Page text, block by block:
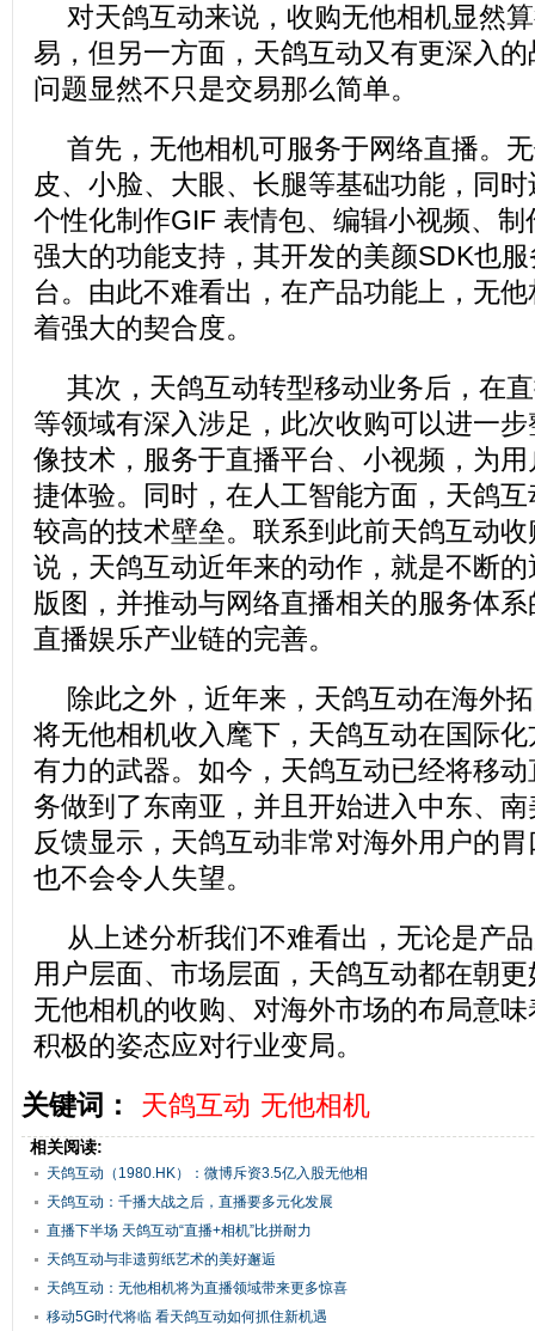
对天鸽互动来说，收购无他相机显然
易，但另一方面，天鸽互动又有更深入
问题显然不只是交易那么简单。
首先，无他相机可服务于网络直播。
皮、小脸、大眼、长腿等基础功能，同
个性化制作GIF 表情包、编辑小视频、
强大的功能支持，其开发的美颜SDK也
台。由此不难看出，在产品功能上，无
着强大的契合度。
其次，天鸽互动转型移动业务后，在
等领域有深入涉足，此次收购可以进一
像技术，服务于直播平台、小视频，为
捷体验。同时，在人工智能方面，天鸽
较高的技术壁垒。联系到此前天鸽互动
说，天鸽互动近年来的动作，就是不断
版图，并推动与网络直播相关的服务体
直播娱乐产业链的完善。
除此之外，近年来，天鸽互动在海外
将无他相机收入麾下，天鸽互动在国际
有力的武器。如今，天鸽互动已经将移
务做到了东南亚，并且开始进入中东、
反馈显示，天鸽互动非常对海外用户的
也不会令人失望。
从上述分析我们不难看出，无论是产
用户层面、市场层面，天鸽互动都在朝
无他相机的收购、对海外市场的布局意
积极的姿态应对行业变局。
关键词：
天鸽互动 无他相机
相关阅读:
天鸽互动（1980.HK）：微博斥资3.5亿入股无他相
机
天鸽互动：千播大战之后，直播要多元化发展
直播下半场 天鸽互动“直播+相机”比拼耐力
天鸽互动与非遗剪纸艺术的美好邂逅
天鸽互动：无他相机将为直播领域带来更多惊喜
移动5G时代将临 看天鸽互动如何抓住新机遇